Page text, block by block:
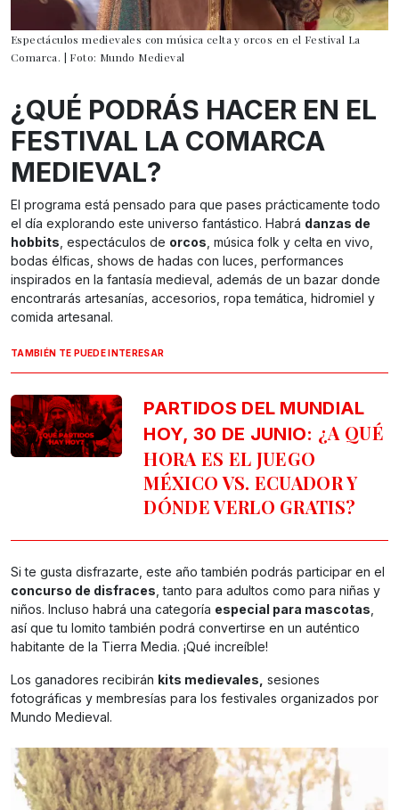
Espectáculos medievales con música celta y orcos en el Festival La
Comarca. | Foto: Mundo Medieval
¿QUÉ PODRÁS HACER EN EL
FESTIVAL LA COMARCA
MEDIEVAL?
El programa está pensado para que pases prácticamente todo
el día explorando este universo fantástico. Habrá danzas de
hobbits , espectáculos de orcos , música folk y celta en vivo,
bodas élficas, shows de hadas con luces, performances
inspirados en la fantasía medieval, además de un bazar donde
encontrarás artesanías, accesorios, ropa temática, hidromiel y
comida artesanal.
TAMBIÉN TE PUEDE INTERESAR
PARTIDOS DEL MUNDIAL
HOY, 30 DE JUNIO: ¿A QUÉ
HORA ES EL JUEGO
MÉXICO VS. ECUADOR Y
DÓNDE VERLO GRATIS?
Si te gusta disfrazarte, este año también podrás participar en el
concurso de disfraces , tanto para adultos como para niñas y
niños. Incluso habrá una categoría especial para mascotas
así que tu lomito también podrá convertirse en un auténtico
habitante de la Tierra Media. ¡Qué increíble!
Los ganadores recibirán kits medievales, sesiones
fotográficas y membresías para los festivales organizados por
Mundo Medieval.